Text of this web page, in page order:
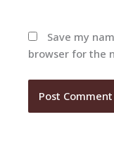
Save my
browser for the